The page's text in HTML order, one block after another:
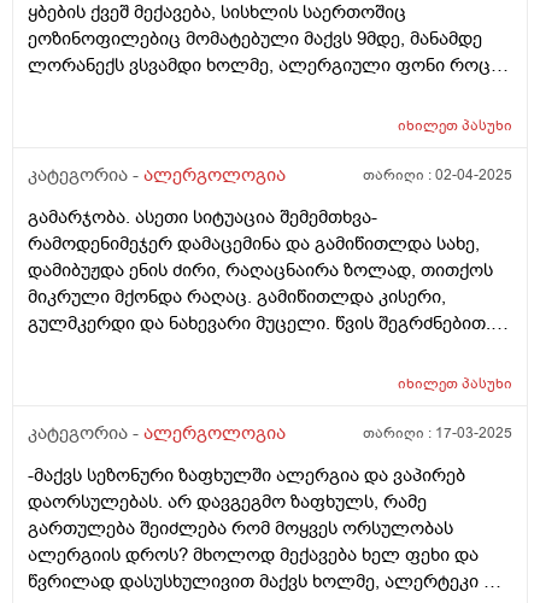
ყბების ქვეშ მექავება, სისხლის საერთოშიც
ეოზინოფილებიც მომატებული მაქვს 9მდე, მანამდე
ლორანექს ვსვამდი ხოლმე, ალერგიული ფონი როცა
იხილეთპასუხი
კატეგორია - ალერგოლოგია თარიღი :02-04-2025
გამარჯობა. ასეთი სიტუაცია შემემთხვა-
რამოდენიმეჯერ დამაცემინა და გამიწითლდა სახე,
დამიბუჟდა ენის ძირი, რაღაცნაირა ზოლად, თითქოს
მიკრული მქონდა რაღაც. გამიწითლდა კისერი,
გულმკერდი და ნახევარი მუცელი. წვის შეგრძნებით.
თავში მაწვებოდა. გადამიყვანეს სასწრაფოთი,
დანიშნულებით-სუპრასტინი, ესლოტინი, დექსა. მეორე
შემდეგი ორი დღე ნიქსარი დავლიე. სიწითლე სახეზე,
და 37მდე ტემპერატურა მქონდა. შემდეგ ამტკივდა და
შემისივდა ყელი, ხორხის მიდამოში, კისრის
დასაწყისში. შემისივდა ენა, თეთრი ნადებით. ისევ
გადამიყვანეს სასწრაფოთი. მას მერე ვსვავ
იხილეთპასუხი
კატეგორია - ალერგოლოგია თარიღი : 17-03-2025
-მაქვს სეზონური ზაფხულში ალერგია და ვაპირებ
დაორსულებას. არ დავგეგმო ზაფხულს, რამე
გართულება შეიძლება რომ მოყვეს ორსულობას
ალერგიის დროს? მხოლოდ მექავება ხელ ფეხი და
წვრილად დასუსხულივით მაქვს ხოლმე, ალერტეკი თუ